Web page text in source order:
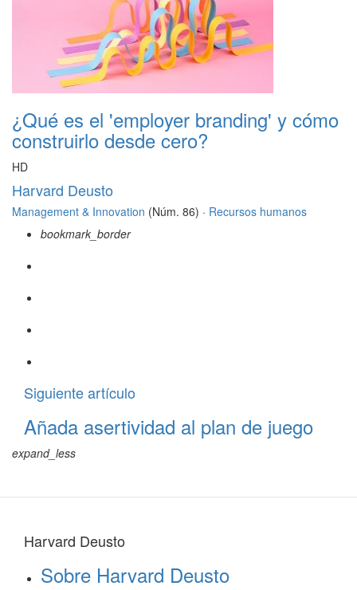
¿Qué es el 'employer branding' y cómo
construirlo desde cero?
HD
Harvard Deusto
Management & Innovation (Núm. 86) · Recursos humanos
bookmark_border
Siguiente artículo
Añada asertividad al plan de juego
expand_less
Harvard Deusto
Sobre Harvard Deusto